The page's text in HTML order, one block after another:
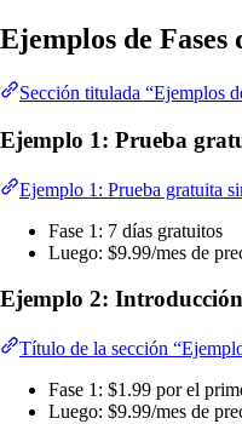
Ejemplos de Fases
Sección titulada “Ejemplos
Ejemplo 1: Prueba
Ejemplo 1: Prueba gratuita
Fase 1: 7 días gratuitos
Luego: $9.99/mes de
Ejemplo 2: Introducción
Título de la sección
Fase 1: $1.99 por el
Luego: $9.99/mes de